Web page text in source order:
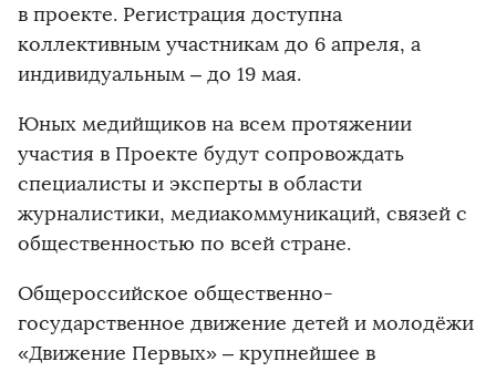
в проекте. Регистрация доступна
коллективным участникам до 6 апреля, а
индивидуальным – до 19 мая.
Юных медийщиков на всем протяжении
участия в Проекте будут сопровождать
специалисты и эксперты в области
журналистики, медиакоммуникаций, связей с
общественностью по всей стране.
Общероссийское общественно-
государственное движение детей и молодёжи
«Движение Первых» – крупнейшее в